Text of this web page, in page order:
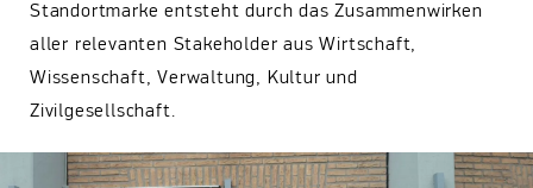
Standortmarke entsteht durch das Zusammenwirken
aller relevanten Stakeholder aus Wirtschaft,
Wissenschaft, Verwaltung, Kultur und
Zivilgesellschaft.